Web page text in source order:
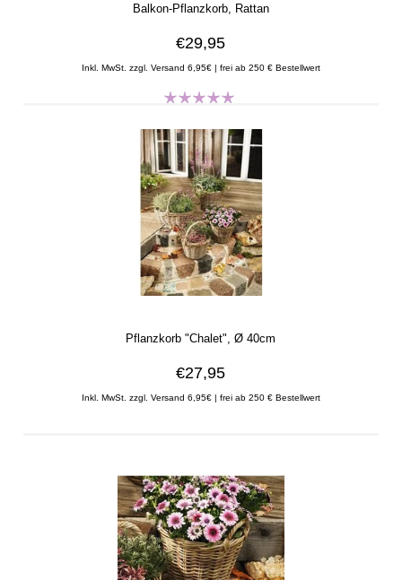
Balkon-Pflanzkorb, Rattan
€29,95
Inkl. MwSt. zzgl. Versand 6,95€ | frei ab 250 € Bestellwert
Pflanzkorb "Chalet", Ø 40cm
€27,95
Inkl. MwSt. zzgl. Versand 6,95€ | frei ab 250 € Bestellwert